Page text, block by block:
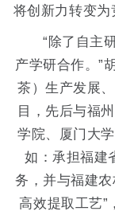
将创新力转变为
“除了自主研
产学研合作。”
茶）生产发展
目，先后与福
学院、厦门大
如：承担福建
务，并与福建
高效提取工艺”